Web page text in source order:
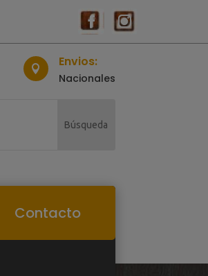
 Envios:
Nacionales
Contacto